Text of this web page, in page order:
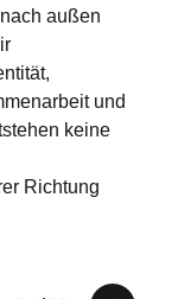
außen
und
keine
Richtung